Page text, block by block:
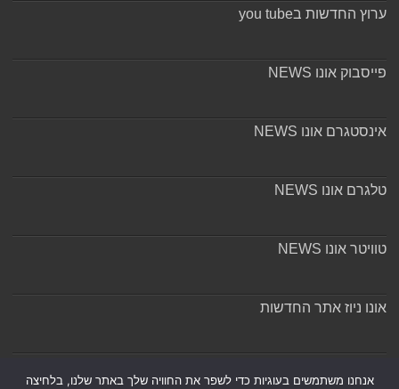
ערוץ החדשות בyou tube
פייסבוק אונו NEWS
אינסטגרם אונו NEWS
טלגרם אונו NEWS
טוויטר אונו NEWS
אונו ניוז אתר החדשות
אנחנו משתמשים בעוגיות כדי לשפר את החוויה שלך באתר שלנו, בלחיצה